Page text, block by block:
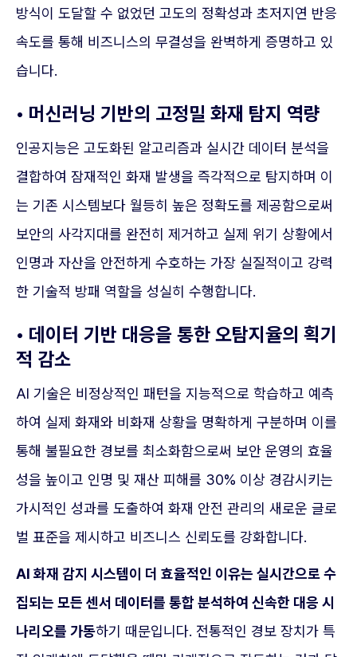
방식이 도달할 수 없었던 고도의 정확성과 초저지연 반응
속도를 통해 비즈니스의 무결성을 완벽하게 증명하고 있
습니다.
• 머신러닝 기반의 고정밀 화재 탐지 역량
인공지능은 고도화된 알고리즘과 실시간 데이터 분석을
결합하여 잠재적인 화재 발생을 즉각적으로 탐지하며 이
는 기존 시스템보다 월등히 높은 정확도를 제공함으로써
보안의 사각지대를 완전히 제거하고 실제 위기 상황에서
인명과 자산을 안전하게 수호하는 가장 실질적이고 강력
한 기술적 방패 역할을 성실히 수행합니다.
• 데이터 기반 대응을 통한 오탐지율의 획기
적 감소
AI 기술은 비정상적인 패턴을 지능적으로 학습하고 예측
하여 실제 화재와 비화재 상황을 명확하게 구분하며 이를
통해 불필요한 경보를 최소화함으로써 보안 운영의 효율
성을 높이고 인명 및 재산 피해를 30% 이상 경감시키는
가시적인 성과를 도출하여 화재 안전 관리의 새로운 글로
벌 표준을 제시하고 비즈니스 신뢰도를 강화합니다.
AI 화재 감지 시스템이 더 효율적인 이유는 실시간으로 수
집되는 모든 센서 데이터를 통합 분석하여 신속한 대응 시
나리오를 가동하기 때문입니다. 전통적인 경보 장치가 특